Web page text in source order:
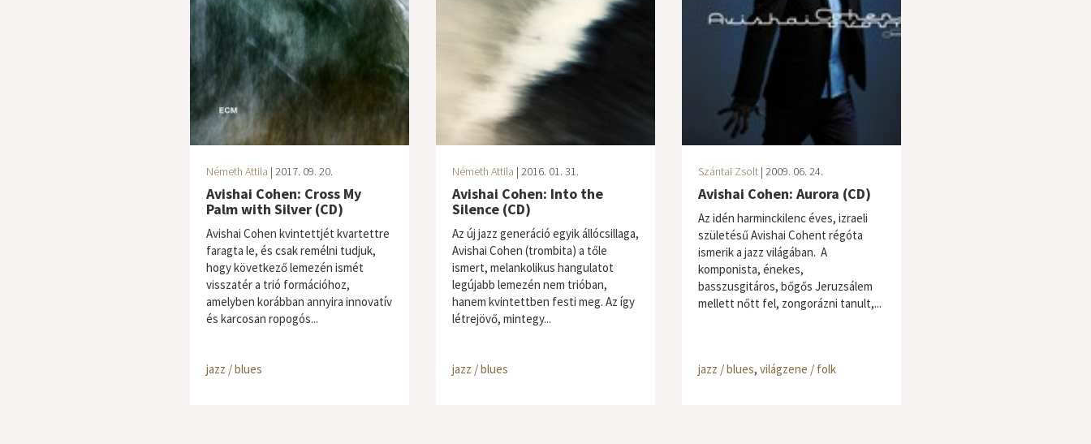
Németh Attila | 2017. 09. 20.
Avishai Cohen: Cross My
Palm with Silver (CD)
Avishai Cohen kvintettjét kvartettre
faragta le, és csak remélni tudjuk,
hogy következő lemezén ismét
visszatér a trió formációhoz,
amelyben korábban annyira innovatív
és karcosan ropogós...
jazz / blues
Németh Attila | 2016. 01. 31.
Avishai Cohen: Into the
Silence (CD)
Az új jazz generáció egyik állócsillaga,
Avishai Cohen (trombita) a tőle
ismert, melankolikus hangulatot
legújabb lemezén nem trióban,
hanem kvintettben festi meg. Az így
létrejövő, mintegy...
jazz / blues
Szántai Zsolt | 2009. 06. 24.
Avishai Cohen: Aurora (CD)
Az idén harminckilenc éves, izraeli
születésű Avishai Cohent régóta
ismerik a jazz világában. A
komponista, énekes,
basszusgitáros, bőgős Jeruzsálem
mellett nőtt fel, zongorázni tanult,...
jazz / blues, világzene / folk